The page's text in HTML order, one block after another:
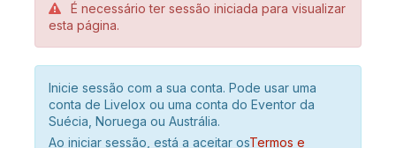
É necessário ter sessão iniciada para visualizar
esta página.
Inicie sessão com a sua conta. Pode usar uma
conta de Livelox ou uma conta do Eventor da
Suécia, Noruega ou Austrália.
Ao iniciar sessão, está a aceitar osTermos e